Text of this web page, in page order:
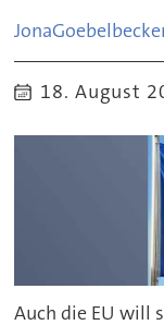
Jona
18. August
Auch die EU will